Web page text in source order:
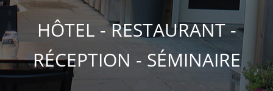
HÔTEL - RESTAURANT -
RÉCEPTION - SÉMINAIRE